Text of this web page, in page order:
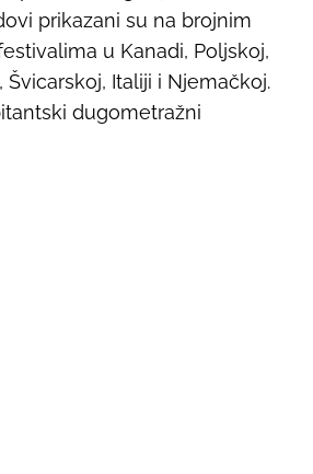
prikazani su na brojnim
u Kanadi, Poljskoj,
Švicarskoj, Italiji i Njemačkoj.
dugometražni